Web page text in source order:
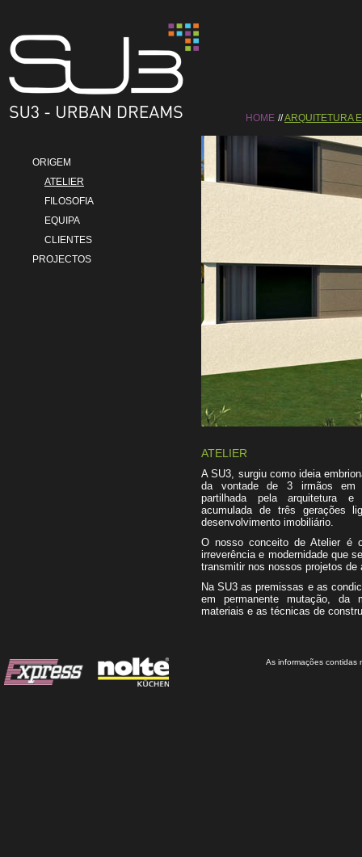
HOME ARQUITETURA
ORIGEM
ATELIER
FILOSOFIA
EQUIPA
CLIENTES
PROJECTOS
ATELIER
A SU3, surgiu como ideia
da vontade de 3 irmãos em
partilhada pela arquitetura
acumulada de três gerações
desenvolvimento imobiliário.
O nosso conceito de Atelier é
irreverência e modernidade que
transmitir nos nossos projetos de
Na SU3 as premissas e as
em permanente mutação, da
materiais e as técnicas de
As informações contidas